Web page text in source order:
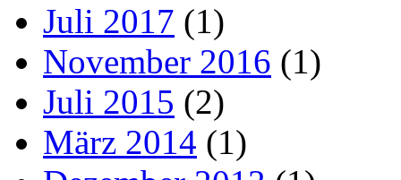
Juli 2017 (1)
November 2016 (1)
Juli 2015 (2)
März 2014 (1)